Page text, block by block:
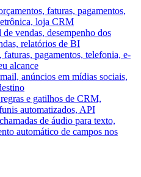
faturas, pagamentos,
loja CRM
vendas, desempenho dos
relatórios de BI
faturas, pagamentos, telefonia, e-
alcance
anúncios em mídias sociais,
e gatilhos de CRM,
automatizados, API
de áudio para texto,
automático de campos nos